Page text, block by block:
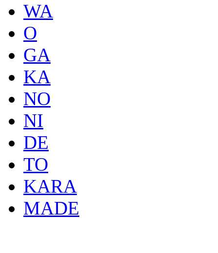
WA
O
GA
KA
NO
NI
DE
TO
KARA
MADE